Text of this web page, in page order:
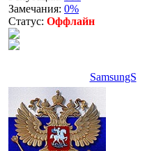
Замечания: 0%
Статус: Оффлайн
SamsungS